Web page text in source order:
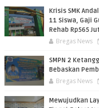
Krisis SMK
11 Siswa, Gaji
Rehab Rp565
Bregas News
SMPN 2
Bebaskan
Bregas News
​Mewujudkan